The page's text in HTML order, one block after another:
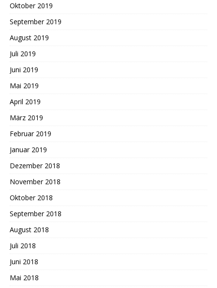
Oktober 2019
September 2019
August 2019
Juli 2019
Juni 2019
Mai 2019
April 2019
März 2019
Februar 2019
Januar 2019
Dezember 2018
November 2018
Oktober 2018
September 2018
August 2018
Juli 2018
Juni 2018
Mai 2018